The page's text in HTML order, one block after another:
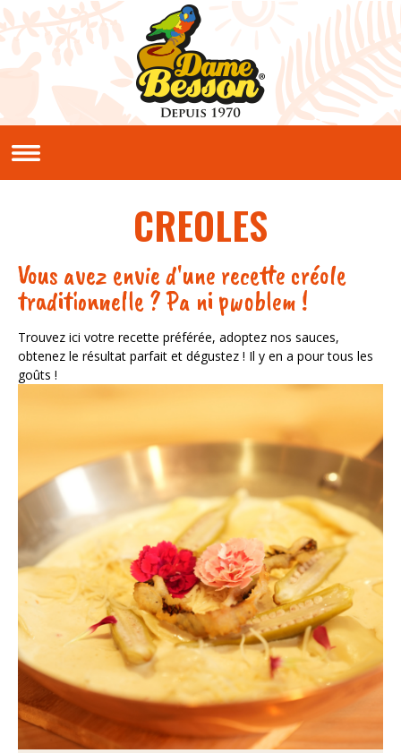
Aller au contenu principal
NOS PRODUITS
NOS RECETTES
Créoles
Classiques
En vidéos
LE CLUB PIMENTERIE
Nos actus pimentées
Pour aller plus loin
POINTS DE VENTE
CREOLES
Vous avez envie d'une recette créole
traditionnelle ? Pa ni pwoblem !
Trouvez ici votre recette préférée, adoptez nos sauces,
obtenez le résultat parfait et dégustez ! Il y en a pour tous les
goûts !